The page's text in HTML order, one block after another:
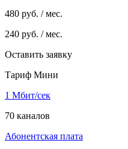
480 руб. / мес.
240 руб. / мес.
Оставить заявку
Тариф Мини
1 Мбит/сек
70 каналов
Абонентская плата